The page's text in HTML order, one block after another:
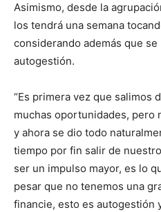
Asimismo, desde la
los tendrá una semana
considerando además que
autogestión.
“Es primera vez que salimos
muchas oportunidades, pero
y ahora se dio todo
tiempo por fin salir de
ser un impulso mayor, es lo
pesar que no tenemos una
financie, esto es autogestión